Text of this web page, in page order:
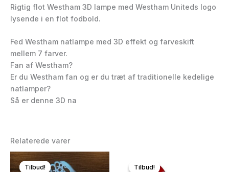
Rigtig flot Westham 3D lampe med Westham Uniteds logo
lysende i en flot fodbold.
Fed Westham natlampe med 3D effekt og farveskift
mellem 7 farver.
Fan af Westham?
Er du Westham fan og er du træt af traditionelle kedelige
natlamper?
Så er denne 3D na
Relaterede varer
Tilbud!
Tilbud! Tilbud!
Tilbud!